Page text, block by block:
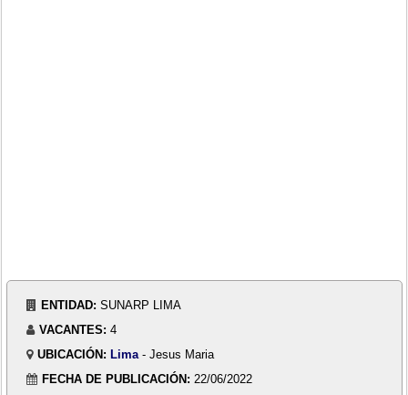
ENTIDAD: SUNARP LIMA
VACANTES: 4
UBICACIÓN: Lima - Jesus Maria
FECHA DE PUBLICACIÓN: 22/06/2022